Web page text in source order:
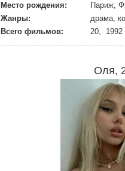
Место рождения:
Париж,
Жанры:
драма,
Всего фильмов:
20, 1992
Оля,